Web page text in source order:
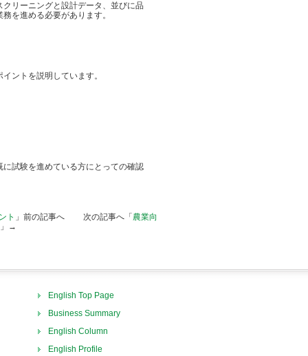
リーニングと設計データ、並びに品
を進める必要があります。
ントを説明しています。
試験を進めている方にとっての確認
ト 」前の記事へ 次の記事へ「 農業向
」→
English Top Page
Business Summary
English Column
English Profile